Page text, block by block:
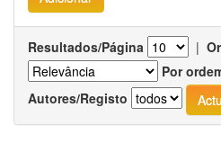
Resultados/Página |
Por
Autores/Registo